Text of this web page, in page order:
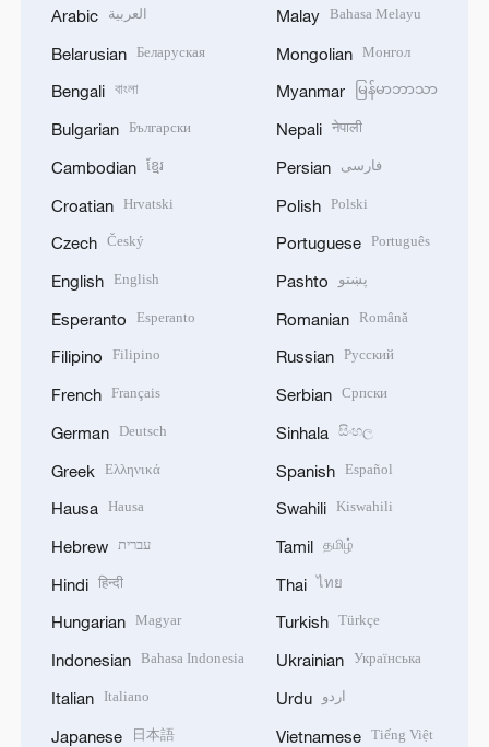
Arabic العربية
Belarusian Беларуская
Bengali বাংলা
Bulgarian Български
Cambodian ខ្មែរ
Croatian Hrvatski
Czech Český
English English
Esperanto Esperanto
Filipino Filipino
French Français
German Deutsch
Greek Ελληνικά
Hausa Hausa
Hebrew עברית
Hindi हिन्दी
Hungarian Magyar
Indonesian Bahasa Indonesia
Italian Italiano
Japanese 日本語
Malay Bahasa Melayu
Mongolian Монгол
Myanmar မြန်မာဘာသာ
Nepali नेपाली
Persian فارسی
Polish Polski
Portuguese Português
Pashto پښتو
Romanian Română
Russian Русский
Serbian Српски
Sinhala සිංහල
Spanish Español
Swahili Kiswahili
Tamil தமிழ்
Thai ไทย
Turkish Türkçe
Ukrainian Українська
Urdu اردو
Vietnamese Tiếng Việt